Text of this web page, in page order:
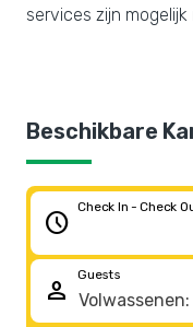
services zijn
Beschikbare
schedule
Check In - Check
person
Guests